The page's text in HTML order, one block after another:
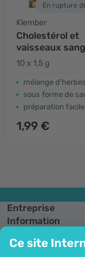
Ce site
En rupture
Klember
Cholestérol et
vaisseaux
tisane à la
et au curcuma
10 x 1,5 g
mélange d'herbes
sous forme de
préparation facile
1,99 €
Entreprise
Information
Assistance et